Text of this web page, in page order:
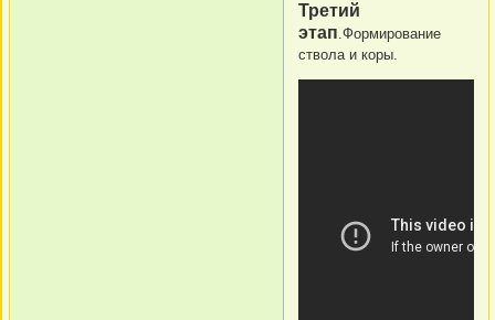
Третий
этап.Формирование
ствола и коры.